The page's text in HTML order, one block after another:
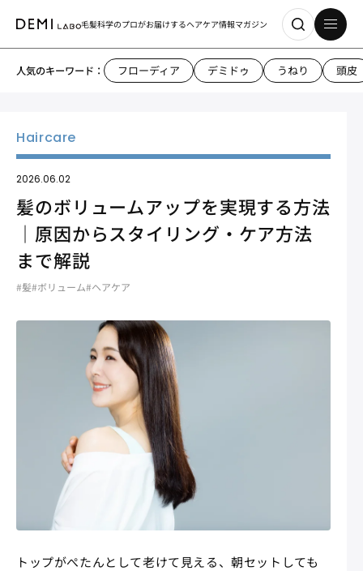
毛髪科学のプロがお届けするヘアケア情報マガジン
人気のキーワード： フローディア デミドゥ うねり 頭皮
2026.06.02
髪のボリュームアップを実現する方法
｜原因からスタイリング・ケア方法
まで解説
#髪#ボリューム#ヘアケア
トップがぺたんとして老けて見える、朝セットしても